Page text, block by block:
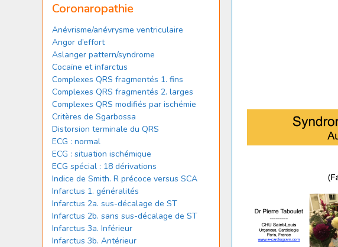
Coronaropathie
Anévrisme/anévrysme ventriculaire
Angor d’effort
Aslanger pattern/syndrome
Cocaïne et infarctus
Complexes QRS fragmentés 1. fins
Complexes QRS fragmentés 2. larges
Complexes QRS modifiés par ischémie
Critères de Sgarbossa
Distorsion terminale du QRS
ECG : normal
ECG : situation ischémique
ECG spécial : 18 dérivations
Indice de Smith. R précoce versus SCA
Infarctus 1. généralités
Infarctus 2a. sus-décalage de ST
Infarctus 2b. sans sus-décalage de ST
Infarctus 3a. Inférieur
Infarctus 3b. Antérieur